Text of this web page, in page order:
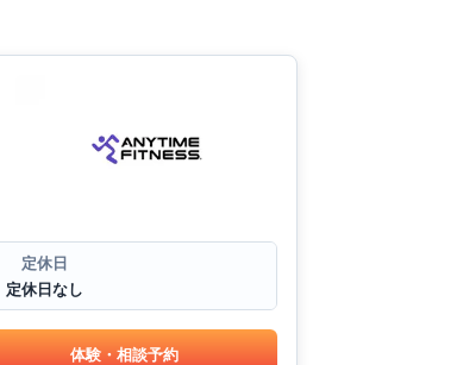
定休日
定休日なし
体験・相談予約